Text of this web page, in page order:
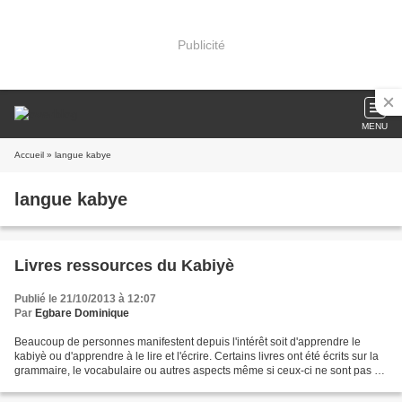
Publicité
MENU
Accueil » langue kabye
langue kabye
Livres ressources du Kabiyè
Publié le 21/10/2013 à 12:07
Par Egbare Dominique
Beaucoup de personnes manifestent depuis l'intérêt soit d'apprendre le
kabiyè ou d'apprendre à le lire et l'écrire. Certains livres ont été écrits sur la
grammaire, le vocabulaire ou autres aspects même si ceux-ci ne sont pas si